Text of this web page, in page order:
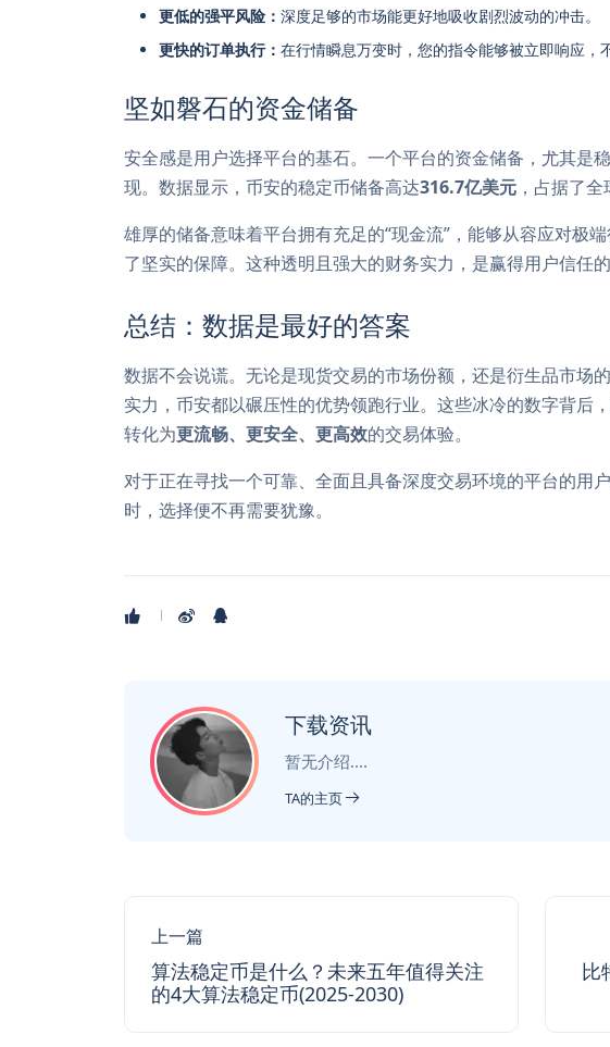
更低的强平风险： 深度足够的市场能更好地吸收剧烈波动的冲击。
更快的订单执行： 在行情瞬息万变时，您的指令能够被立即响应，
坚如磐石的资金储备
安全感是用户选择平台的基石。一个平台的资金储备，尤其是
现。数据显示，币安的稳定币储备高达316.7亿美元 ，占据了
雄厚的储备意味着平台拥有充足的“现金流”，能够从容应对极
了坚实的保障。这种透明且强大的财务实力，是赢得用户信任的
总结：数据是最好的答案
数据不会说谎。无论是现货交易的市场份额，还是衍生品市场
实力，币安都以碾压性的优势领跑行业。这些冰冷的数字背后
转化为更流畅、更安全、更高效的交易体验。
对于正在寻找一个可靠、全面且具备深度交易环境的平台的用
时，选择便不再需要犹豫。
下载资讯
暂无介绍....
TA的主页
上一篇
算法稳定币是什么？未来五年值得关注
的4大算法稳定币(2025-2030)
比